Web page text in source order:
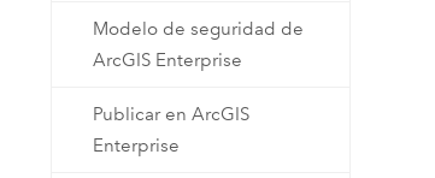
Modelo de seguridad de
ArcGIS Enterprise
Publicar en ArcGIS
Enterprise